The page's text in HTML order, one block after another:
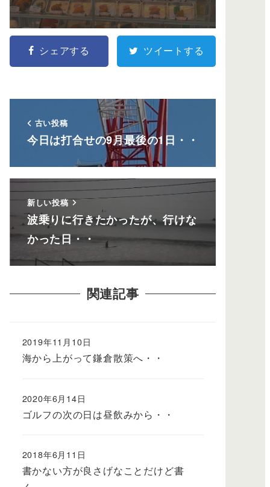
シェアする ツイートする
古い投稿
今日は打合せの9月最後の1日・・
新しい投稿
波乗りに行きたかったが、行けな
かった日・・
関連記事
海から上がって鎌倉散策へ・・
2019年11月10日
ゴルフの次の日は昼飲みから・・
2020年6月14日
書かない方が良さげなことだけど書
2018年6月11日